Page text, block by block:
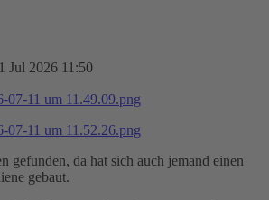
Jul 2026 11:50
gefunden, da hat sich auch jemand einen
gebaut.